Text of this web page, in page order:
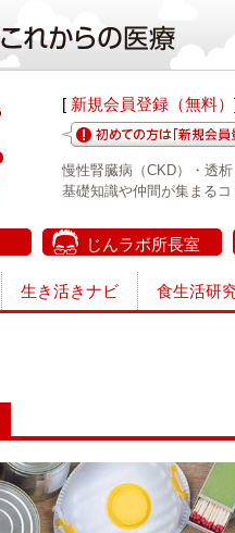
[ 新規会員登録（無料）
慢性腎臓病（CKD）・透
基礎知識や仲間が集まる
じんラボ所長室
生き活きナビ 食生活研